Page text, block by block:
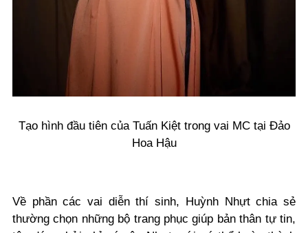
Tạo hình đầu tiên của Tuấn Kiệt trong vai MC tại Đảo
Hoa Hậu
Về phần các vai diễn thí sinh, Huỳnh Nhựt chia sẻ
thường chọn những bộ trang phục giúp bản thân tự tin,